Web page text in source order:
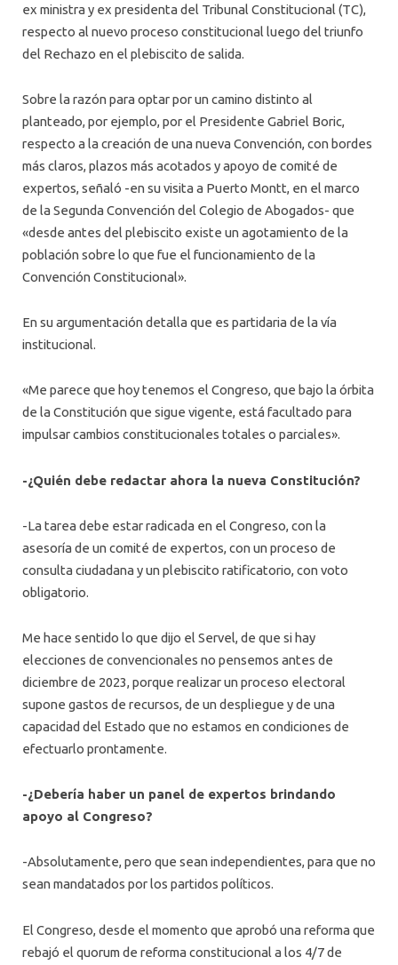
ex ministra y ex presidenta del Tribunal Constitucional (TC),
respecto al nuevo proceso constitucional luego del triunfo
del Rechazo en el plebiscito de salida.
Sobre la razón para optar por un camino distinto al
planteado, por ejemplo, por el Presidente Gabriel Boric,
respecto a la creación de una nueva Convención, con bordes
más claros, plazos más acotados y apoyo de comité de
expertos, señaló -en su visita a Puerto Montt, en el marco
de la Segunda Convención del Colegio de Abogados- que
«desde antes del plebiscito existe un agotamiento de la
población sobre lo que fue el funcionamiento de la
Convención Constitucional».
En su argumentación detalla que es partidaria de la vía
institucional.
«Me parece que hoy tenemos el Congreso, que bajo la órbita
de la Constitución que sigue vigente, está facultado para
impulsar cambios constitucionales totales o parciales».
-¿Quién debe redactar ahora la nueva Constitución?
-La tarea debe estar radicada en el Congreso, con la
asesoría de un comité de expertos, con un proceso de
consulta ciudadana y un plebiscito ratificatorio, con voto
obligatorio.
Me hace sentido lo que dijo el Servel, de que si hay
elecciones de convencionales no pensemos antes de
diciembre de 2023, porque realizar un proceso electoral
supone gastos de recursos, de un despliegue y de una
capacidad del Estado que no estamos en condiciones de
efectuarlo prontamente.
-¿Debería haber un panel de expertos brindando
apoyo al Congreso?
-Absolutamente, pero que sean independientes, para que no
sean mandatados por los partidos políticos.
El Congreso, desde el momento que aprobó una reforma que
rebajó el quorum de reforma constitucional a los 4/7 de